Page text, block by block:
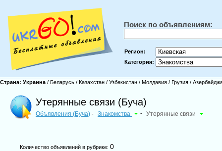
Поиск по объявлениям:
Регион:
Категория:
Страна: Украина / Беларусь / Казахстан / Узбекистан / Молдавия / Грузия /
Утерянные связи (Буча)
Объявления (Буча) - Знакомства - Утерянные связи
Количество объявлений в рубрике: 0